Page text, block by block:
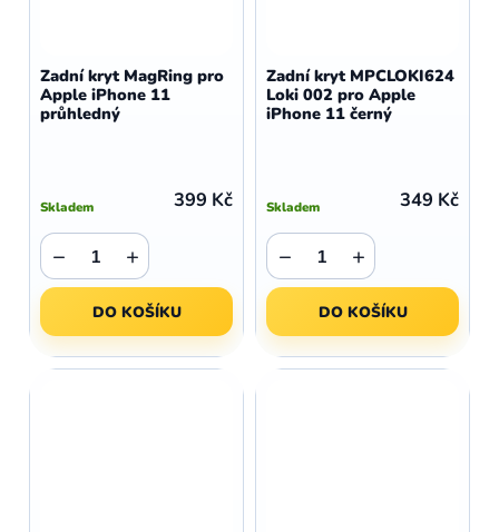
Zadní kryt MagRing pro
Apple iPhone 11
průhledný
Skladem 399 Kč
+
−
DO KOŠÍKU
Zadní kryt MPCLOKI624
Loki 002 pro Apple
iPhone 11 černý
Skladem 349 Kč
+
−
DO KOŠÍKU